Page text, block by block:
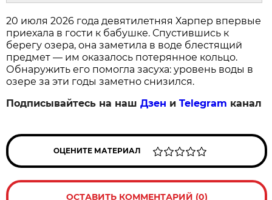
20 июля 2026 года девятилетняя Харпер впервые
приехала в гости к бабушке. Спустившись к
берегу озера, она заметила в воде блестящий
предмет — им оказалось потерянное кольцо.
Обнаружить его помогла засуха: уровень воды в
озере за эти годы заметно снизился.
Подписывайтесь на нашДзен иTelegram канал
ОЦЕНИТЕ МАТЕРИАЛ
ОСТАВИТЬ КОММЕНТАРИЙ (0)